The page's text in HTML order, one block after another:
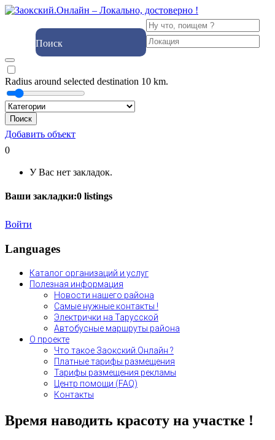
Поиск
Radius around selected destination 10 km.
Поиск
Добавить объект
0
У Вас нет закладок.
Ваши закладки:0 listings
Войти
Languages
Каталог организаций и услуг
Полезная информация
Новости нашего района
Самые нужные контакты !
Электрички на Тарусской
Автобусные маршруты района
О проекте
Что такое Заокский.Онлайн ?
Платные тарифы размещения
Тарифы размещения рекламы
Центр помощи (FAQ)
Контакты
Время наводить красоту на участке !